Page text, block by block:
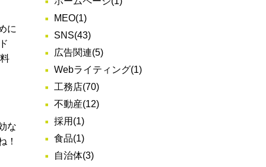
に
な
！
MEO(1)
SNS(43)
広告関連(5)
Webライティング(1)
工務店(70)
不動産(12)
採用 (1)
食品(1)
自治体(3)